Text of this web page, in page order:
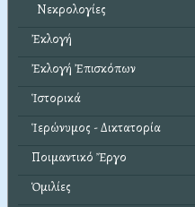
Νεκρολογίες
Ἐκλογή
Ἐκλογή Ἐπισκόπων
Ἱστορικά
Ἱερώνυμος - Δικτατορία
Ποιμαντικό Ἔργο
Ὁμιλίες